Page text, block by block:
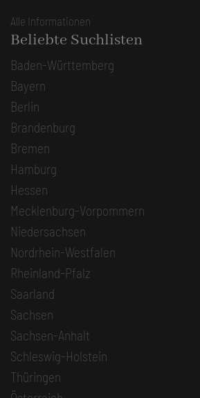
Alle Informationen
Beliebte Suchlisten
Baden-Württemberg
Bayern
Berlin
Brandenburg
Bremen
Hamburg
Hessen
Mecklenburg-Vorpommern
Niedersachsen
Nordrhein-Westfalen
Rheinland-Pfalz
Saarland
Sachsen
Sachsen-Anhalt
Schleswig-Holstein
Thüringen